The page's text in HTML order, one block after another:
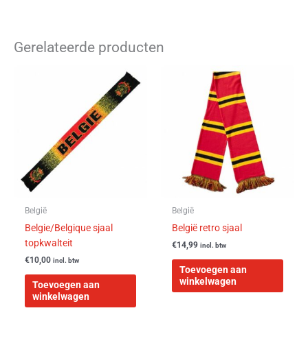
Gerelateerde producten
België
Belgie/Belgique sjaal
topkwalteit
€10,00 incl. btw
Toevoegen aan
winkelwagen
België
België retro sjaal
€14,99 incl. btw
Toevoegen aan
winkelwagen